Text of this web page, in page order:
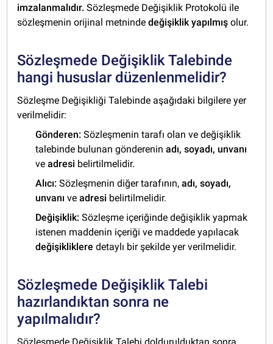
imzalanmalıdır. Sözleşmede Değişiklik Protokolü ile
sözleşmenin orijinal metnindedeğişiklik yapılmış olur.
Sözleşmede Değişiklik Talebinde
hangi hususlar düzenlenmelidir?
Sözleşme Değişikliği Talebinde aşağıdaki bilgilere yer
verilmelidir:
Gönderen: Sözleşmenin tarafı olan ve değişiklik
talebinde bulunan göndereninadı, soyadı, unvanı
veadresi belirtilmelidir.
Alıcı: Sözleşmenin diğer tarafının,adı, soyadı,
unvanı veadresi belirtilmelidir.
Değişiklik: Sözleşme içeriğinde değişiklik yapmak
istenen maddenin içeriği ve maddede yapılacak
değişikliklere detaylı bir şekilde yer verilmelidir.
Sözleşmede Değişiklik Talebi
hazırlandıktan sonra ne
yapılmalıdır?